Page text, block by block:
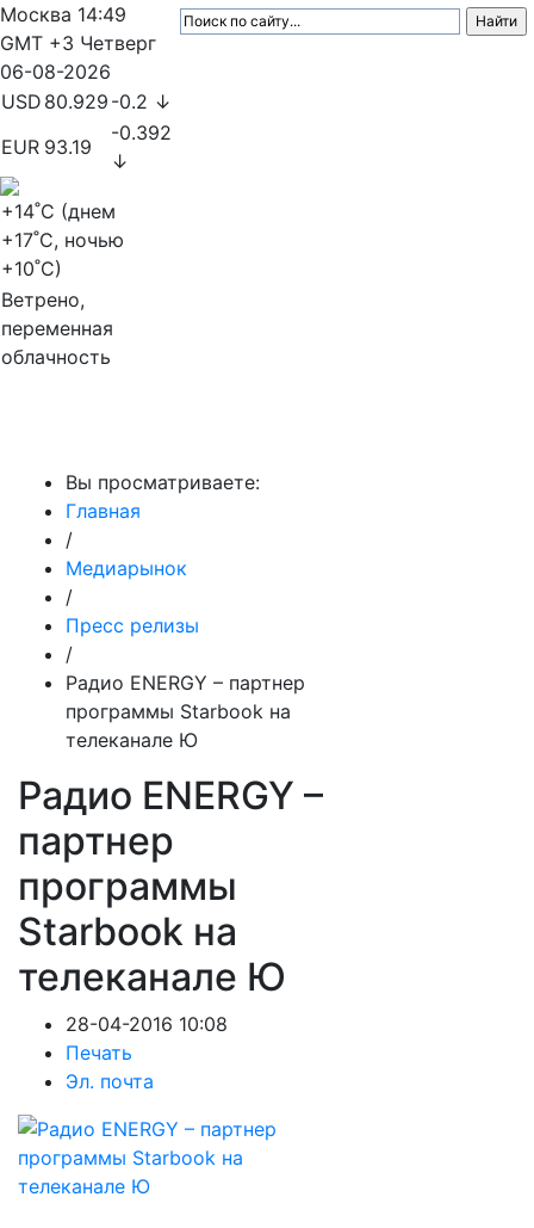
Москва 14:49
GMT +3 Четверг
06-08-2026
USD 80.929 -0.2 ↓
EUR 93.19
-0.392
↓
+14˚C (днем
+17˚C, ночью
+10˚C)
Ветрено,
переменная
облачность
Вы просматриваете:
Главная
/
Медиарынок
/
Пресс релизы
/
Радио ENERGY – партнер
программы Starbook на
телеканале Ю
Радио ENERGY –
партнер
программы
Starbook на
телеканале Ю
28-04-2016 10:08
Печать
Эл. почта